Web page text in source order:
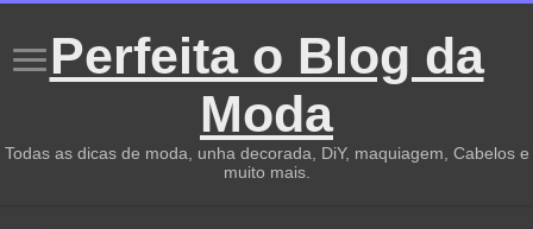
Perfeita o Blog da
Moda
Todas as dicas de moda, unha decorada, DiY, maquiagem, Cabelos e
muito mais.